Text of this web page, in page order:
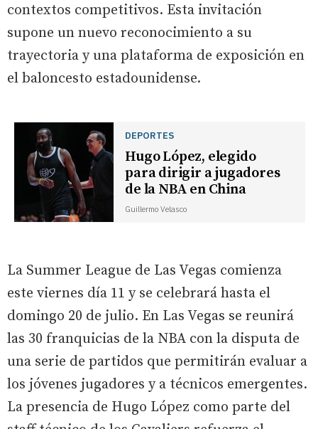
contextos competitivos. Esta invitación
supone un nuevo reconocimiento a su
trayectoria y una plataforma de exposición en
el baloncesto estadounidense.
DEPORTES
Hugo López, elegido
para dirigir a jugadores
de la NBA en China
Guillermo Velasco
La Summer League de Las Vegas comienza
este viernes día 11 y se celebrará hasta el
domingo 20 de julio. En Las Vegas se reunirá
las 30 franquicias de la NBA con la disputa de
una serie de partidos que permitirán evaluar a
los jóvenes jugadores y a técnicos emergentes.
La presencia de Hugo López como parte del